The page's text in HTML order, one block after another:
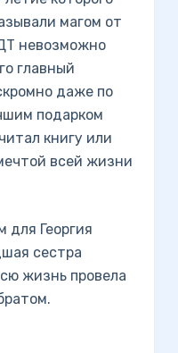
магом от
невозможно
главный
даже по
подарком
книгу или
всей жизни
для Георгия
сестра
жизнь провела